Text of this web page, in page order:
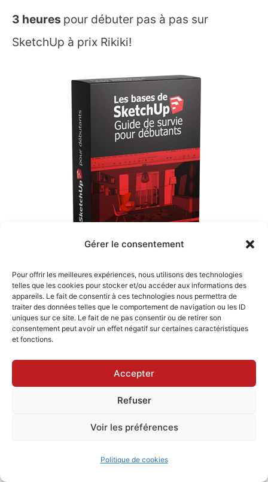
Gérer le consentement
Pour offrir les meilleures expériences, nous utilisons des technologies
telles que les cookies pour stocker et/ou accéder aux informations des
appareils. Le fait de consentir à ces technologies nous permettra de
traiter des données telles que le comportement de navigation ou les ID
uniques sur ce site. Le fait de ne pas consentir ou de retirer son
consentement peut avoir un effet négatif sur certaines caractéristiques
et fonctions.
Accepter
Refuser
Voir les préférences
Politique de cookies
3 heures pour débuter pas à pas sur
SketchUp à prix Rikiki!
NOS FORMATIONS